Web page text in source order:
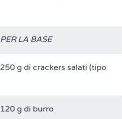
PER LA BASE
250 g di crackers salati (tipo
120 g di burro